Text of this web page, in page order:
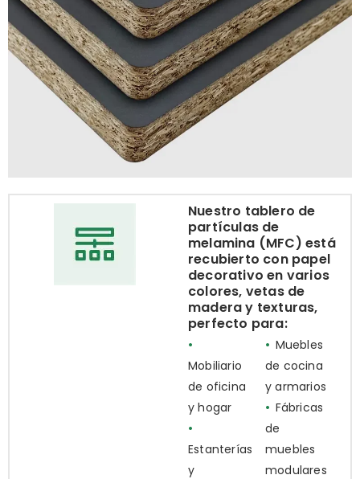
Nuestro tablero de
partículas de
melamina (MFC) está
recubierto con papel
decorativo en varios
colores, vetas de
madera y texturas,
perfecto para:
•
Mobiliario
de oficina
y hogar
•
Estanterías
y
• Muebles
de cocina
y armarios
• Fábricas
de
muebles
modulares